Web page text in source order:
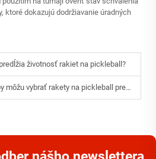
ktoré dokazujú dodržiavanie úradných
životnosť rakiet na pickleball?
rakety na pickleball pre začiatočníkov a profesionálov?